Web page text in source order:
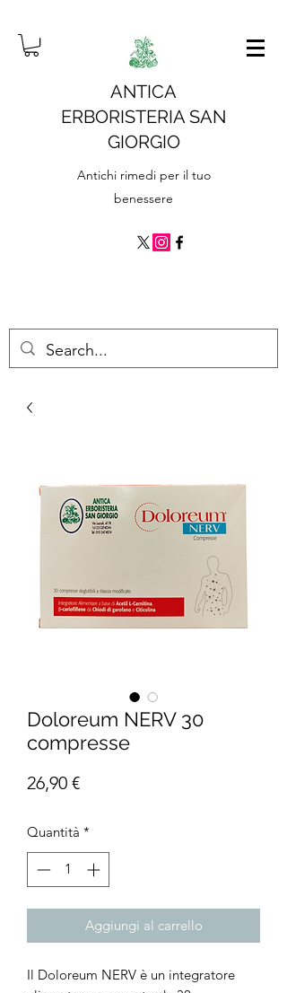
ANTICA
ERBORISTERIA SAN
GIORGIO
Antichi rimedi per il tuo
benessere
Doloreum NERV 30
compresse
26,90 €Prezzo
Quantità *
Aggiungi al carrello
Il Doloreum NERV è un integratore